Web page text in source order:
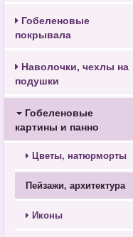
Гобеленовые
покрывала
Наволочки, чехлы на
подушки
Гобеленовые
картины и панно
Цветы, натюрморты
Пейзажи, архитектура
Иконы